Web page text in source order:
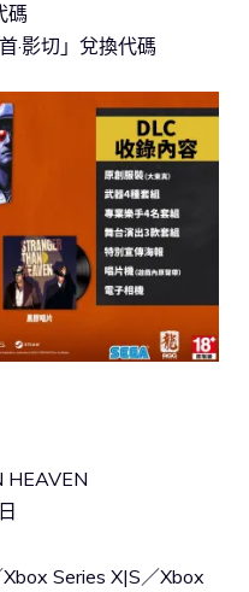
碼
·影切」兌換代碼
Series X|S／Xbox